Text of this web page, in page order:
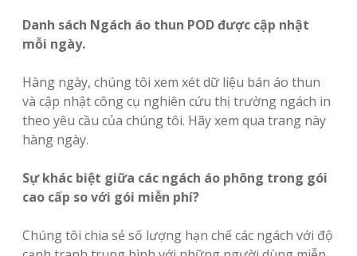
Danh sách Ngách áo thun POD được cập nhật
mỗi ngày.
Hàng ngày, chúng tôi xem xét dữ liệu bán áo thun
và cập nhật công cụ nghiên cứu thị trường ngách in
theo yêu cầu của chúng tôi. Hãy xem qua trang này
hàng ngày.
Sự khác biệt giữa các ngách áo phông trong gói
cao cấp so với gói miễn phí?
Chúng tôi chia sẻ số lượng hạn chế các ngách với độ